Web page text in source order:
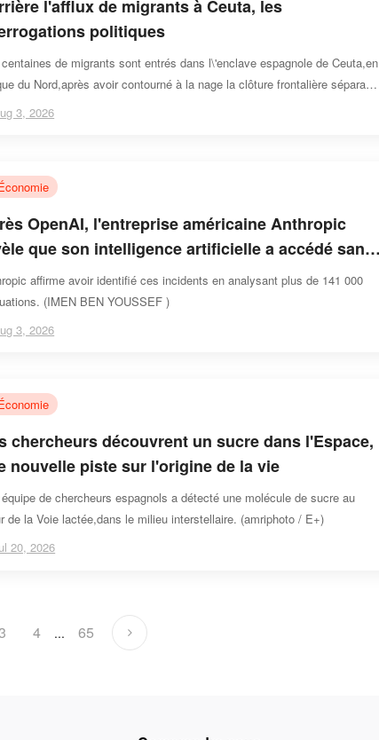
l'afflux de migrants à Ceuta, les
politiques
de migrants sont entrés dans l\'enclave espagnole de Ceuta,en
du Nord,après avoir contourné à la nage la clôture frontalière séparant
de l\'Espagne,le 30 juillet
3, 2026
OpenAI, l'entreprise américaine Anthropic
que son intelligence artificielle a accédé sans
aux systèmes de trois organisations
affirme avoir identifié ces incidents en analysant plus de 141 000
(IMEN BEN YOUSSEF )
3, 2026
chercheurs découvrent un sucre dans l'Espace,
nouvelle piste sur l'origine de la vie
de chercheurs espagnols a détecté une molécule de sucre au
de la Voie lactée,dans le milieu interstellaire. (amriphoto / E+)
20, 2026
4 ... 65